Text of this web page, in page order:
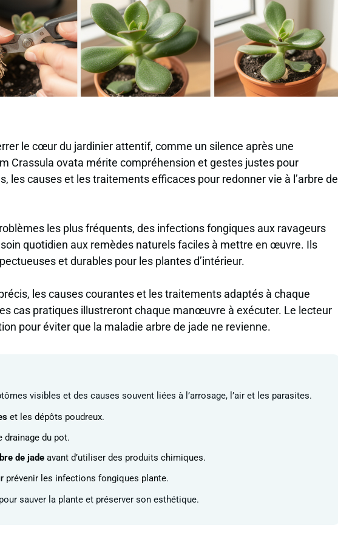
le cœur du jardinier attentif, comme un silence après une
Crassula ovata mérite compréhension et gestes justes pour
les causes et les traitements efficaces pour redonner vie à l’arbre de
les plus fréquents, des infections fongiques aux ravageurs
quotidien aux remèdes naturels faciles à mettre en œuvre. Ils
et durables pour les plantes d’intérieur.
les causes courantes et les traitements adaptés à chaque
cas pratiques illustreront chaque manœuvre à exécuter. Le lecteur
pour éviter que la maladie arbre de jade ne revienne.
visibles et des causes souvent liées à l’arrosage, l’air et les parasites.
et les dépôts poudreux.
drainage du pot.
de jade avant d’utiliser des produits chimiques.
prévenir les infections fongiques plante.
sauver la plante et préserver son esthétique.